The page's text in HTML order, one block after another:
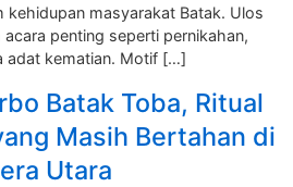
kehidupan masyarakat Batak. Ulos
penting seperti pernikahan,
adat kematian. Motif […]
Batak Toba, Ritual
Masih Bertahan di
Utara